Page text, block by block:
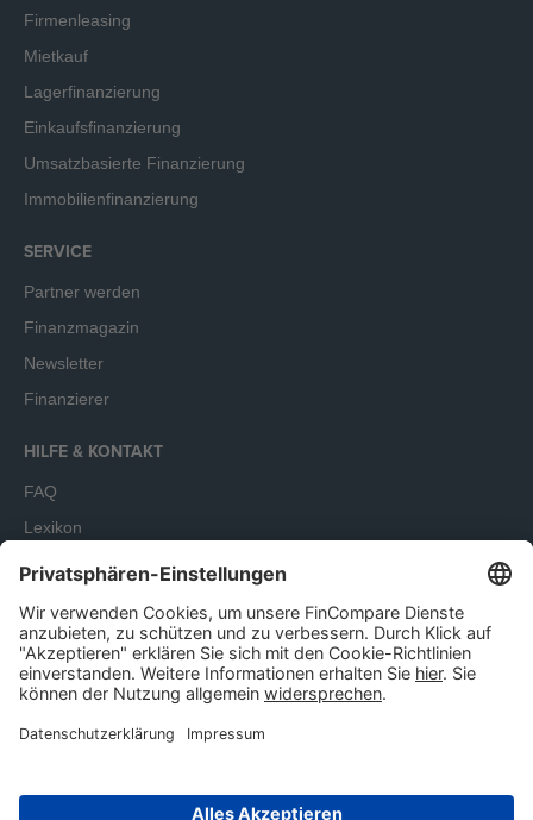
Firmenleasing
Mietkauf
Lagerfinanzierung
Einkaufsfinanzierung
Umsatzbasierte Finanzierung
Immobilienfinanzierung
SERVICE
Partner werden
Finanzmagazin
Newsletter
Finanzierer
HILFE & KONTAKT
FAQ
Lexikon
Terminbuchung